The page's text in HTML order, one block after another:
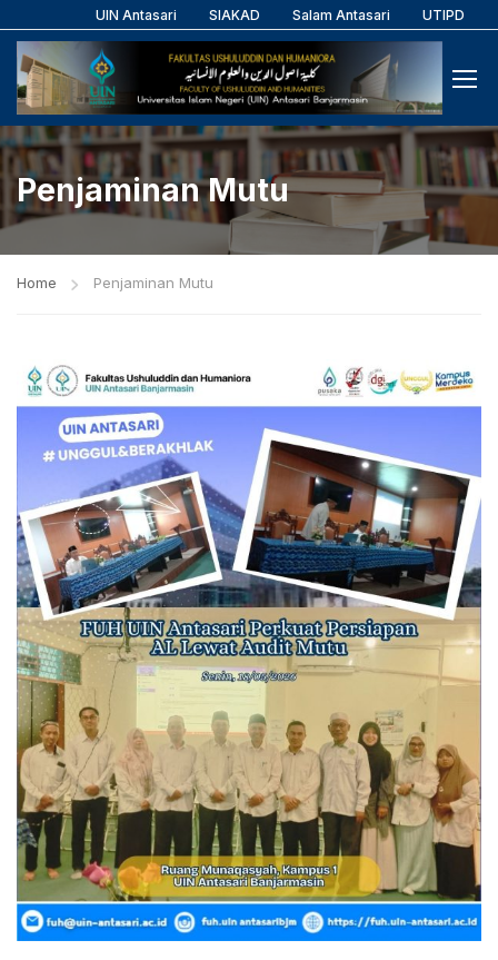
UIN Antasari SIAKAD Salam Antasari UTIPD
Penjaminan Mutu
Home Penjaminan Mutu